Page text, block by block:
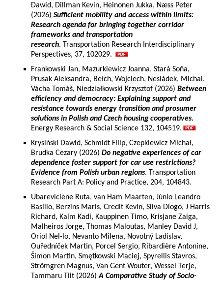
Dawid, Dillman Kevin, Heinonen Jukka, Næss Peter
(2026) Sufficient mobility and access within limits:
Research agenda for bringing together corridor
frameworks and transportation
research. Transportation Research Interdisciplinary
Perspectives, 37, 102029.
Frankowski Jan, Mazurkiewicz Joanna, Stará Soňa,
Prusak Aleksandra, Bełch, Wojciech, Nesládek, Michal,
Vácha Tomáš, Niedziałkowski Krzysztof (2026) Between
efficiency and democracy: Explaining support and
resistance towards energy transition and prosumer
solutions in Polish and Czech housing cooperatives.
Energy Research & Social Science 132, 104519.
Krysiński Dawid, Schmidt Filip, Czepkiewicz Michał,
Brudka Cezary (2026) Do negative experiences of car
dependence foster support for car use restrictions?
Evidence from Polish urban regions. Transportation
Research Part A: Policy and Practice, 204, 104843.
Ubareviciene Ruta, van Ham Maarten, Júnio Leandro
Basílio, Berzins Maris, Credit Kevin, Silva Diogo, J Harris
Richard, Kalm Kadi, Kauppinen Timo, Krisjane Zaiga,
Malheiros Jorge, Thomas Maloutas, Manley David J,
Oriol Nel-lo, Nevanto Milena, Novotný Ladislav,
Ouředníček Martin, Porcel Sergio, Ribardière Antonine,
Šimon Martin, Smętkowski Maciej, Spyrellis Stavros,
Strömgren Magnus, Van Gent Wouter, Wessel Terje,
Tammaru Tiit (2026)A Comparative Study of Socio-